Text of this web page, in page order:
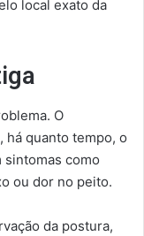
local exato da
O
quanto tempo, o
como
ou dor no peito.
da postura,